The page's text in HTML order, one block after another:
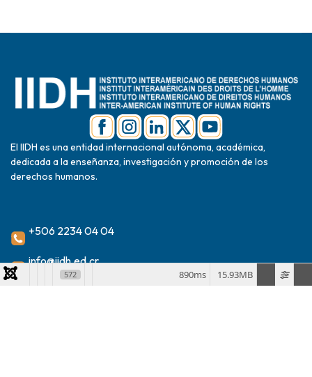
El IIDH es una entidad internacional autónoma, académica,
dedicada a la enseñanza, investigación y promoción de los
derechos humanos.
+506 2234 04 04
info@iidh.ed.cr
2024 Instituto Interamericano de Derechos Humanos
572 15.93MB
890ms